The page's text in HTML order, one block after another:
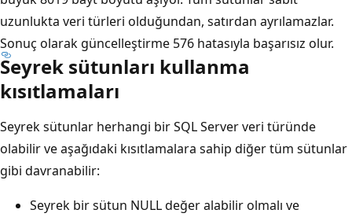
uzunlukta veri türleri olduğundan, satırdan ayrılamazlar.
Sonuç olarak güncelleştirme 576 hatasıyla başarısız olur.
Seyrek sütunları kullanma
kısıtlamaları
Seyrek sütunlar herhangi bir SQL Server veri türünde
olabilir ve aşağıdaki kısıtlamalara sahip diğer tüm sütunlar
gibi davranabilir:
Seyrek bir sütun NULL değer alabilir olmalı ve